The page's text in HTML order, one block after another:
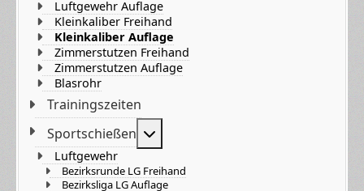
Luftgewehr Auflage
Kleinkaliber Freihand
Kleinkaliber Auflage
Zimmerstutzen Freihand
Zimmerstutzen Auflage
Blasrohr
Trainingszeiten
Sportschießen
Luftgewehr
Bezirksrunde LG Freihand
Bezirksliga LG Auflage